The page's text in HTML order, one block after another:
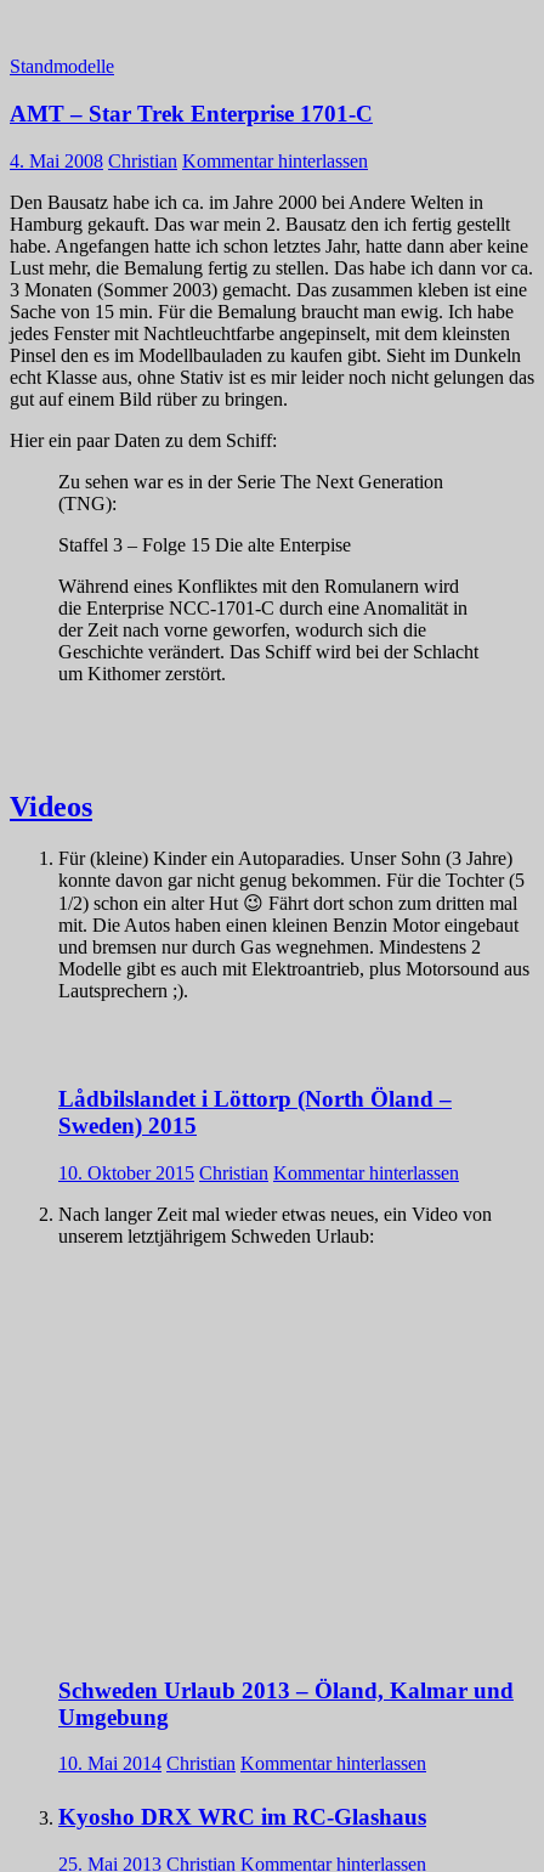
Standmodelle
AMT – Star Trek Enterprise 1701-C
4. Mai 2008 Christian Kommentar hinterlassen
Den Bausatz habe ich ca. im Jahre 2000 bei Andere Welten in
Hamburg gekauft. Das war mein 2. Bausatz den ich fertig gestellt
habe. Angefangen hatte ich schon letztes Jahr, hatte dann aber keine
Lust mehr, die Bemalung fertig zu stellen. Das habe ich dann vor ca.
3 Monaten (Sommer 2003) gemacht. Das zusammen kleben ist eine
Sache von 15 min. Für die Bemalung braucht man ewig. Ich habe
jedes Fenster mit Nachtleuchtfarbe angepinselt, mit dem kleinsten
Pinsel den es im Modellbauladen zu kaufen gibt. Sieht im Dunkeln
echt Klasse aus, ohne Stativ ist es mir leider noch nicht gelungen das
gut auf einem Bild rüber zu bringen.
Hier ein paar Daten zu dem Schiff:
Zu sehen war es in der Serie The Next Generation
(TNG):
Staffel 3 – Folge 15 Die alte Enterpise
Während eines Konfliktes mit den Romulanern wird
die Enterprise NCC-1701-C durch eine Anomalität in
der Zeit nach vorne geworfen, wodurch sich die
Geschichte verändert. Das Schiff wird bei der Schlacht
um Kithomer zerstört.
Videos
Für (kleine) Kinder ein Autoparadies. Unser Sohn (3 Jahre)
konnte davon gar nicht genug bekommen. Für die Tochter (5
1/2) schon ein alter Hut 😉 Fährt dort schon zum dritten mal
mit. Die Autos haben einen kleinen Benzin Motor eingebaut
und bremsen nur durch Gas wegnehmen. Mindestens 2
Modelle gibt es auch mit Elektroantrieb, plus Motorsound aus
Lautsprechern ;).
Lådbilslandet i Löttorp (North Öland –
Sweden) 2015
10. Oktober 2015 Christian Kommentar hinterlassen
Nach langer Zeit mal wieder etwas neues, ein Video von
unserem letztjährigem Schweden Urlaub:
Schweden Urlaub 2013 – Öland, Kalmar und
Umgebung
10. Mai 2014 Christian Kommentar hinterlassen
Kyosho DRX WRC im RC-Glashaus
25. Mai 2013 Christian Kommentar hinterlassen